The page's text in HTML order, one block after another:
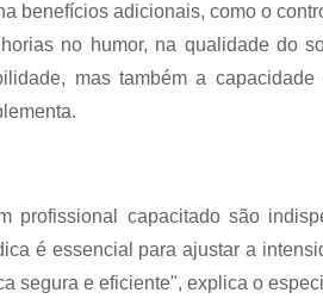
benefícios adicionais, como o
no humor, na qualidade do
mas também a
profissional capacitado são
é essencial para ajustar a
segura e eficiente", explica o